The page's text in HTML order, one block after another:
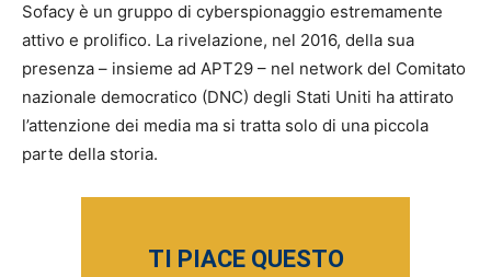
Sofacy è un gruppo di cyberspionaggio estremamente
attivo e prolifico. La rivelazione, nel 2016, della sua
presenza – insieme ad APT29 – nel network del Comitato
nazionale democratico (DNC) degli Stati Uniti ha attirato
l’attenzione dei media ma si tratta solo di una piccola
parte della storia.
TI PIACE QUESTO